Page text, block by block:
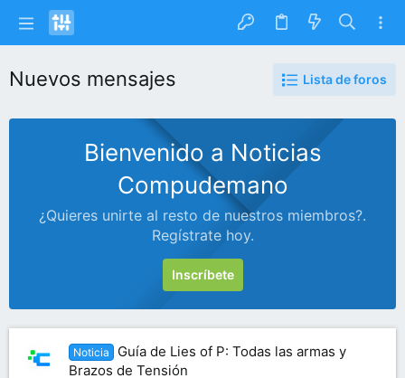
Nuevos mensajes Lista de foros
Bienvenido a Noticias
Compudemano
¿Quieres unirte al resto de nuestros miembros?.
Regístrate hoy.
Inscríbete
Noticia
Guía de Lies of P: Todas las armas y
Brazos de Tensión